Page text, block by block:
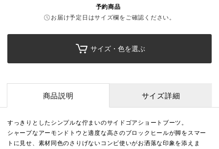
予約商品
お届け予定日はサイズ欄をご確認ください。
サイズ・色を選ぶ
商品説明 サイズ詳細
すっきりとしたシンプルな佇まいのサイドゴアショートブーツ。
シャープなアーモンドトウと適度な高さのブロックヒールが脚をスマー
トに見せ、素材同色のさりげないコンビ使いがお洒落な印象を添えま